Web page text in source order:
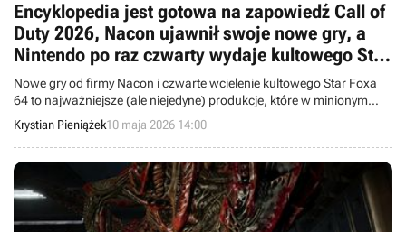
Encyklopedia jest gotowa na zapowiedź Call of
Duty 2026, Nacon ujawnił swoje nowe gry, a
Nintendo po raz czwarty wydaje kultowego Star
Foxa 64
Nowe gry od firmy Nacon i czwarte wcielenie kultowego Star Foxa
64 to najważniejsze (ale niejedyne) produkcje, które w minionym
tygodniu trafiły do Wielkiej Encyklopedii Gier.
Krystian Pieniążek10 maja 2026 14:00